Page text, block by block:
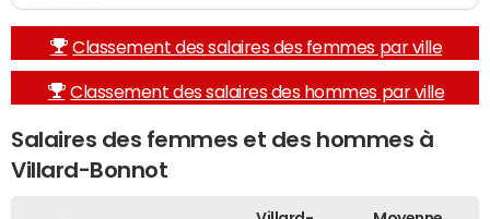
Classement des salaires des femmes par ville
Classement des salaires des hommes par ville
Salaires des femmes et des hommes à
Villard-Bonnot